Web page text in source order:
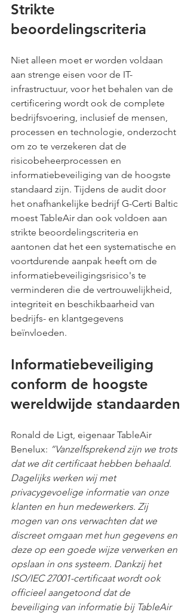
Strikte
beoordelingscriteria
Niet alleen moet er worden voldaan
aan strenge eisen voor de IT-
infrastructuur, voor het behalen van de
certificering wordt ook de complete
bedrijfsvoering, inclusief de mensen,
processen en technologie, onderzocht
om zo te verzekeren dat de
risicobeheerprocessen en
informatiebeveiliging van de hoogste
standaard zijn. Tijdens de audit door
het onafhankelijke bedrijf G-Certi Baltic
moest TableAir dan ook voldoen aan
strikte beoordelingscriteria en
aantonen dat het een systematische en
voortdurende aanpak heeft om de
informatiebeveiligingsrisico's te
verminderen die de vertrouwelijkheid,
integriteit en beschikbaarheid van
bedrijfs- en klantgegevens
beïnvloeden.
Informatiebeveiliging
conform de hoogste
wereldwijde standaarden
Ronald de Ligt, eigenaar TableAir
Benelux: “Vanzelfsprekend zijn we trots
dat we dit certificaat hebben behaald.
Dagelijks werken wij met
privacygevoelige informatie van onze
klanten en hun medewerkers. Zij
mogen van ons verwachten dat we
discreet omgaan met hun gegevens en
deze op een goede wijze verwerken en
opslaan in ons systeem. Dankzij het
ISO/IEC 27001-certificaat wordt ook
officieel aangetoond dat de
beveiliging van informatie bij TableAir